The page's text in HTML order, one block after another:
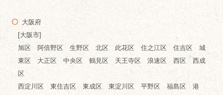
大阪府
[大阪市]
旭区 阿倍野区 生野区 北区 此花区 住之江区 住吉区 城
東区 大正区 中央区 鶴見区 天王寺区 浪速区 西区 西成
区
西淀川区 東住吉区 東成区 東淀川区 平野区 福島区 港